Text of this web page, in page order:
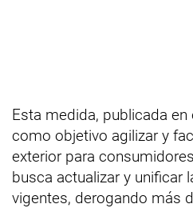
Esta medida, publicada en
como objetivo agilizar y
exterior para
busca actualizar y unificar
vigentes, derogando más